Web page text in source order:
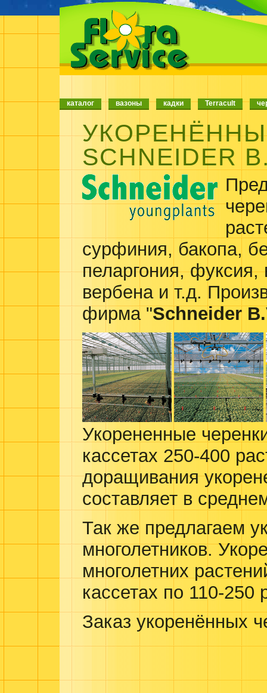
каталог вазоны кадки Terracult
SCHNEIDER
сурфиния, бакопа,
пеларгония, фуксия,
вербена и т.д.
фирма "Schneider
Укорененные
кассетах 250-400
доращивания
составляет в
Так же предлагаем
многолетников.
многолетних
кассетах по 110-250
Заказ укоренённых